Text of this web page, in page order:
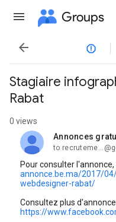
Groups

Stagiaire
Rabat
0 views
Annonces
unread,
to
Pour consulter
annonce.be.ma/2017/
webdesigner-rabat/
Consultez plus
https://